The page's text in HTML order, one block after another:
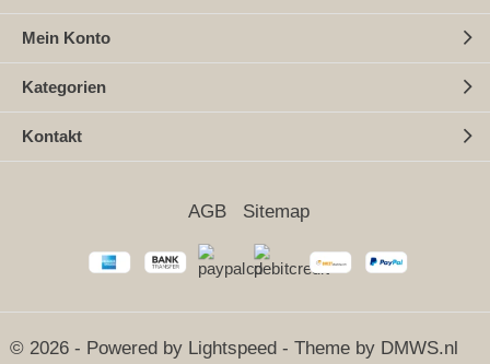
Mein Konto
Kategorien
Kontakt
© 2026 - Powered by Lightspeed - Theme by DMWS.nl
AGB Sitemap